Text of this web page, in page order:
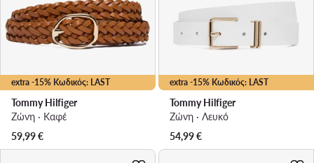
extra -15% Κωδικός: LAST
Tommy Hilfiger
Ζώνη · Καφέ
59,99€
extra -15% Κωδικός: LAST
Tommy Hilfiger
Ζώνη · Λευκό
54,99€